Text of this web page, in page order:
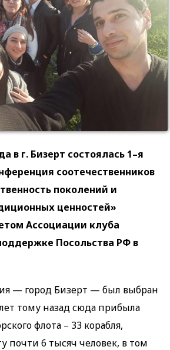
в г. Бизерт состоялась 1–я
соотечественников
поколений и
ценностей»
Ассоциации клуба
Посольства РФ в
— город Бизерт — был выбран
тому назад сюда прибыла
флота – 33 корабля,
почти 6 тысяч человек, в том